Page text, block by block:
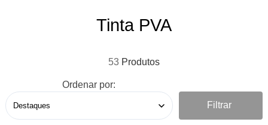
Tinta PVA
53
Ordenar por:
Filtrar